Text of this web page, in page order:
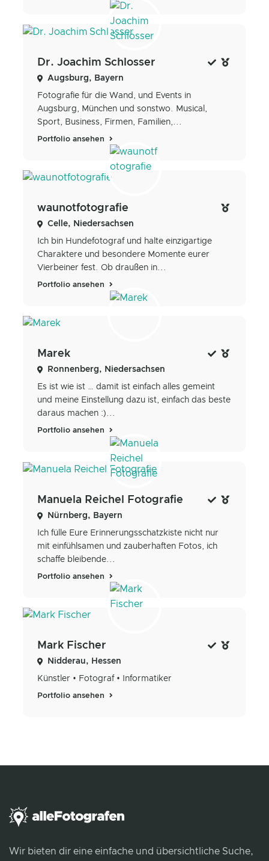
Dr. Joachim Schlosser
Augsburg, Bayern
Fotografie für die Wand, und Events in
Augsburg, München und sonstwo. Musical,
Sport, Business, Firmen, Familien,...
Portfolio ansehen
waunotfotografie
Celle, Niedersachsen
Ich bin Hundefotograf und halte einzigartige
Charaktere und besondere Momente eurer
Vierbeiner fest. Ob draußen in...
Portfolio ansehen
Marek
Ronnenberg, Niedersachsen
Es ist wie ist … damit ist einfach alles gemeint
und meine Einstellung dazu ist, einfach das beste
daraus machen :)...
Portfolio ansehen
Manuela Reichel Fotografie
Nürnberg, Bayern
Ich fülle Eure Erinnerungsschatzkiste nicht nur
mit einfühlsamen und zauberhaften Fotos, ich
schaffe bleibende...
Portfolio ansehen
Mark Fischer
Nidderau, Hessen
Künstler • Fotograf • Informatiker
Portfolio ansehen
Wir bieten dir eine einfache und übersichtliche Suche,